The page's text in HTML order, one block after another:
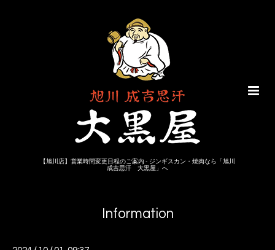
【旭川店】営業時間変更日程のご案内 - ジンギスカン・焼肉なら「旭川
成吉思汗 大黒屋」へ
Information